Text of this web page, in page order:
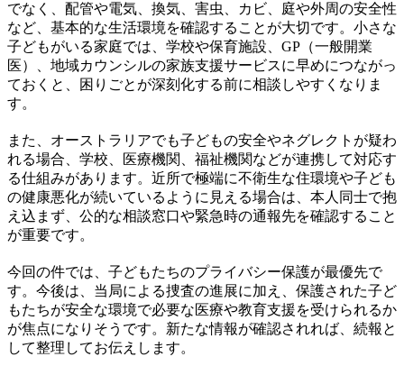
でなく、配管や電気、換気、害虫、カビ、庭や外周の安全性
など、基本的な生活環境を確認することが大切です。小さな
子どもがいる家庭では、学校や保育施設、GP（一般開業
医）、地域カウンシルの家族支援サービスに早めにつながっ
ておくと、困りごとが深刻化する前に相談しやすくなりま
す。
また、オーストラリアでも子どもの安全やネグレクトが疑わ
れる場合、学校、医療機関、福祉機関などが連携して対応す
る仕組みがあります。近所で極端に不衛生な住環境や子ども
の健康悪化が続いているように見える場合は、本人同士で抱
え込まず、公的な相談窓口や緊急時の通報先を確認すること
が重要です。
今回の件では、子どもたちのプライバシー保護が最優先で
す。今後は、当局による捜査の進展に加え、保護された子ど
もたちが安全な環境で必要な医療や教育支援を受けられるか
が焦点になりそうです。新たな情報が確認されれば、続報と
して整理してお伝えします。